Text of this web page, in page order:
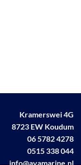
Kramerswei 4G
8723 EW Koudum
06 5782 4278
0515 338 044
info@avamarine.nl